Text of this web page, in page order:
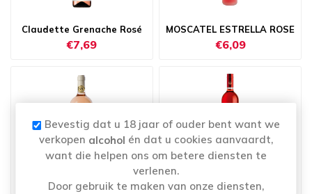
Claudette Grenache Rosé
€7,69
MOSCATEL ESTRELLA ROSE
€6,09
Passofino Rosato
€12,39 €9,89
Bevestig dat u 18 jaar of ouder bent want we
verkopen alcohol én dat u cookies aanvaardt,
want die helpen ons om betere diensten te
verlenen.
Door gebruik te maken van onze diensten,